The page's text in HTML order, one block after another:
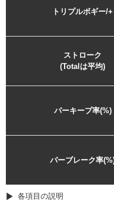
トリプルボギー/+
ストローク
(Totalは平均)
パーキープ率(%)
パーブレーク率
各項目の説明